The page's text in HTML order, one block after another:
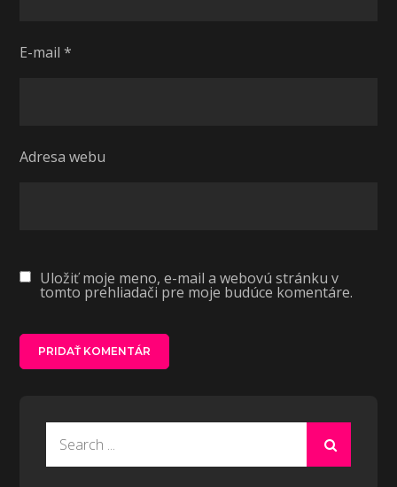
E-mail*
Adresa webu
Uložiť moje meno, e-mail a webovú stránku v
tomto prehliadači pre moje budúce komentáre.